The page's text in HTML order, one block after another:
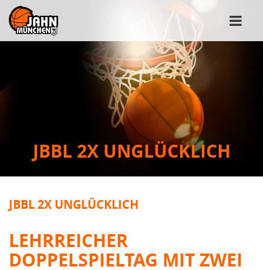
JBBL 2X UNGLÜCKLICH
JBBL 2X UNGLÜCKLICH
LEHRREICHER
DOPPELSPIELTAG MIT ZWEI